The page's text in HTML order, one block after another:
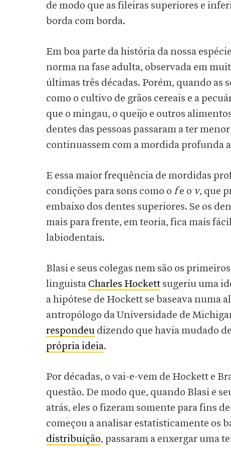
de modo que as fileiras superiores e
borda com borda.
Em boa parte da história da nossa
norma na fase adulta, observada em
últimas três décadas. Porém, quando as
como o cultivo de grãos cereais e a
que o mingau, o queijo e outros
dentes das pessoas passaram a ter
continuassem com a mordida profunda
E essa maior frequência de mordidas
condições para sons como o fe o v, que
embaixo dos dentes superiores. Se os
mais para frente, em teoria, fica mais
labiodentais.
Blasi e seus colegas nem são os
linguista Charles Hockett sugeriu uma
a hipótese de Hockett se baseava numa
antropólogo da Universidade de
respondeu dizendo que havia mudado
própria ideia.
Por décadas, o vai-e-vem de Hockett e
questão. De modo que, quando Blasi e
atrás, eles o fizeram somente para fins
começou a analisar estatisticamente os
distribuição, passaram a enxergar uma